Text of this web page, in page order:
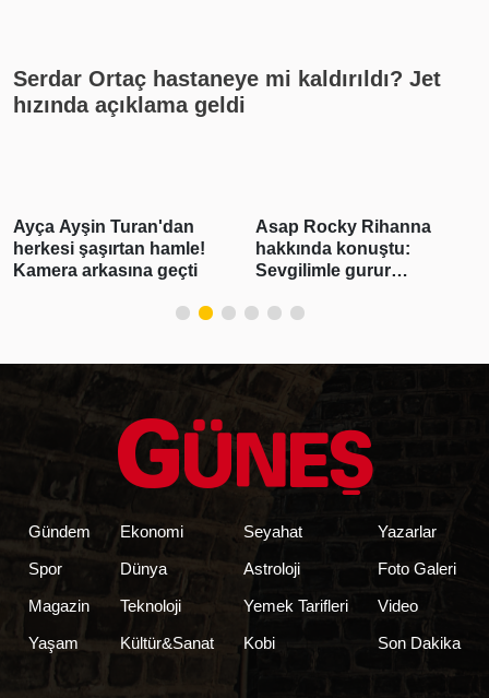
Serdar Ortaç hastaneye mi kaldırıldı? Jet
hızında açıklama geldi
Asap Rocky Rihanna
hakkında konuştu:
Sevgilimle gurur
Burcu Özberk yeni sezon
öncesi enerji depoluyor!
Tatil kareleri beğeni
Gündem
Spor
Magazin
Yaşam
Ekonomi
Dünya
Teknoloji
Kültür&Sanat
Seyahat
Astroloji
Yemek Tarifleri
Kobi
Yazarlar
Foto Galeri
Video
Son Dakika